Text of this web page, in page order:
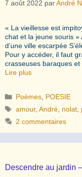
7 août 2022 parAndré
« La vieillesse est
chat et la jeune souris »
d’une ville escarpée
Pour y accéder, il faut
crasseuses baraques et
Lire plus
Catégories
Poèmes POESIE
Étiquettes
amour,André nolat
2 commentaires
Descendre au jardin